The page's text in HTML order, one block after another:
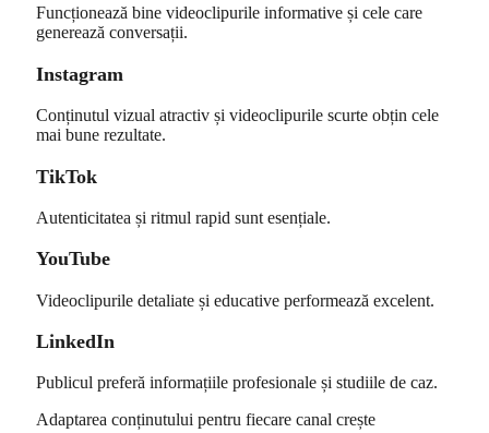
Funcționează bine videoclipurile informative și cele care
generează conversații.
Instagram
Conținutul vizual atractiv și videoclipurile scurte obțin cele
mai bune rezultate.
TikTok
Autenticitatea și ritmul rapid sunt esențiale.
YouTube
Videoclipurile detaliate și educative performează excelent.
LinkedIn
Publicul preferă informațiile profesionale și studiile de caz.
Adaptarea conținutului pentru fiecare canal crește